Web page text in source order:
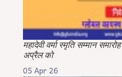
महादेवी वर्मा स्मृति सम्मान
अप्रैल को
05 Apr 26